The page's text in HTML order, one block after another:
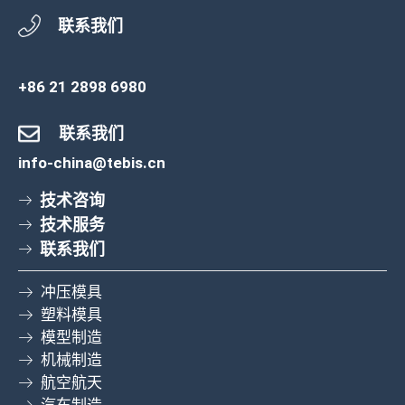
联系我们
+86 21 2898 6980
联系我们
info-china@tebis.cn
技术咨询
技术服务
联系我们
冲压模具
塑料模具
模型制造
机械制造
航空航天